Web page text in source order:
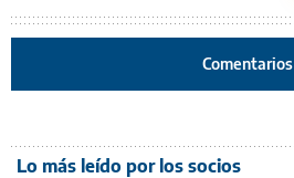
Comentarios
Lo más leído por los socios